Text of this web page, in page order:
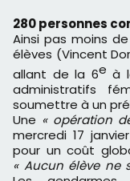
280 personnes
Ainsi pas moins
élèves (Vincent
allant de la 6e à
administratifs
soumettre à un
Une « opération
mercredi 17
pour un coût
« Aucun élève ne